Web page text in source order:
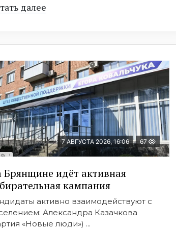
далее
7 АВГУСТА 2026, 16:06 67
Брянщине идёт активная
кампания
активно взаимодействуют с
Александра Казачкова
«Новые люди») ...